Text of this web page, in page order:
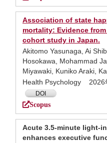
Association of state
mortality: Evidence
cohort study in Japan.
Akitomo Yasunaga, Ai
Hosokawa, Mohammad
Miyawaki, Kuniko Araki,
Health Psychology 2026
DOI
Scopus
Acute 3.5-minute light-
enhances executive